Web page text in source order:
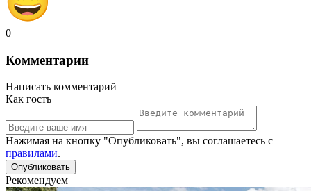
0
Комментарии
Написать комментарий
Как гость
Нажимая на кнопку "Опубликовать", вы соглашаетесь с
правилами.
Рекомендуем